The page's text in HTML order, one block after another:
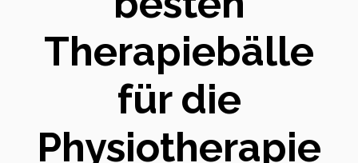
Therapiebälle
für die
Physiotherapie